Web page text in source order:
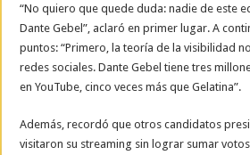
“No quiero que quede duda: nadie de este
Dante Gebel”, aclaró en primer lugar. A
puntos: “Primero, la teoría de la visibilidad
redes sociales. Dante Gebel tiene tres
en YouTube, cinco veces más que Gelatina”.
Además, recordó que otros candidatos
visitaron su streaming sin lograr sumar